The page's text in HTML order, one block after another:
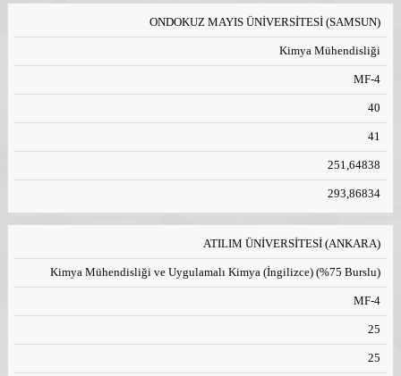
ONDOKUZ MAYIS ÜNİVERSİTESİ (SAMSUN)
Kimya Mühendisliği
MF-4
40
41
251,64838
293,86834
ATILIM ÜNİVERSİTESİ (ANKARA)
Kimya Mühendisliği ve Uygulamalı Kimya (İngilizce) (%75 Burslu)
MF-4
25
25